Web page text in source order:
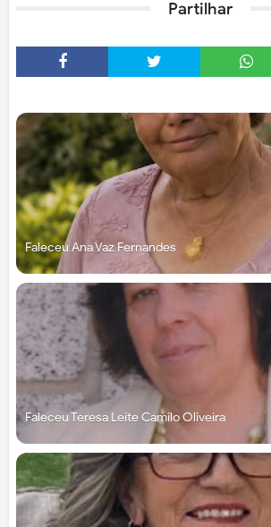
Partilhar
Faleceu Ana Vaz Fernandes
Faleceu Teresa Leite Camilo Oliveira